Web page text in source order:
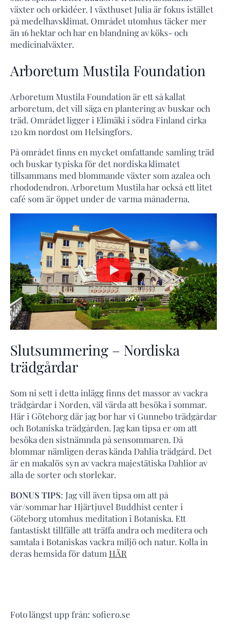
växter och orkidéer. I växthuset Julia är fokus istället
på medelhavsklimat. Området utomhus täcker mer
än 16 hektar och har en blandning av köks- och
medicinalväxter.
Arboretum Mustila Foundation
Arboretum Mustila Foundation är ett så kallat
arboretum, det vill säga en plantering av buskar och
träd. Området ligger i Elimäki i södra Finland cirka
120 km nordost om Helsingfors.
På området finns en mycket omfattande samling träd
och buskar typiska för det nordiska klimatet
tillsammans med blommande växter som azalea och
rhododendron. Arboretum Mustila har också ett litet
café som är öppet under de varma månaderna.
Slutsummering – Nordiska
trädgårdar
Som ni sett i detta inlägg finns det massor av vackra
trädgårdar i Norden, väl värda att besöka i sommar.
Här i Göteborg där jag bor har vi Gunnebo trädgårdar
och Botaniska trädgården. Jag kan tipsa er om att
besöka den sistnämnda på sensommaren. Då
blommar nämligen deras kända Dahlia trädgård. Det
är en makalös syn av vackra majestätiska Dahlior av
alla de sorter och storlekar.
BONUS TIPS: Jag vill även tipsa om att på
vår/sommar har Hjärtjuvel Buddhist center i
Göteborg utomhus meditation i Botaniska. Ett
fantastiskt tillfälle att träffa andra och meditera och
samtala i Botaniskas vackra miljö och natur. Kolla in
deras hemsida för datum HÄR
Foto längst upp från: sofiero.se